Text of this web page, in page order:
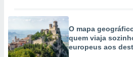
O mapa
quem viaja
europeus aos